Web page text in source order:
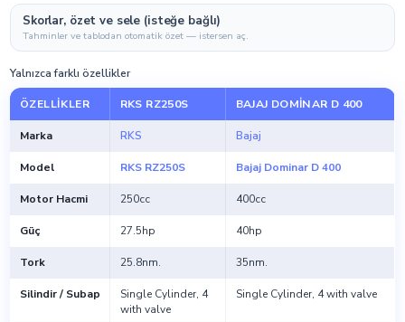
Skorlar, özet ve sele (isteğe bağlı)
Tahminler ve tablodan otomatik özet — istersen aç.
Yalnızca farklı özellikler
ÖZELLIKLER RKS RZ250S BAJAJ DOMINAR D 400
Marka RKS Bajaj
Model RKS RZ250S Bajaj Dominar D 400
Motor Hacmi 250cc 400cc
Güç 27.5hp 40hp
Tork 25.8nm. 35nm.
Silindir / Subap
Single Cylinder, 4
with valve
Single Cylinder, 4 with valve